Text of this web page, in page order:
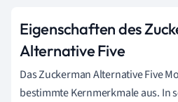
Eigenschaften des
Alternative Five
Das Zuckerman Alternative Five
bestimmte Kernmerkmale aus. In